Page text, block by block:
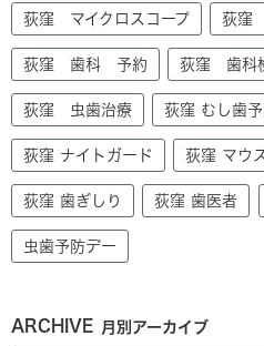
荻窪 マイクロスコープ 荻窪
荻窪 歯科 予約 荻窪 歯科
荻窪 虫歯治療 荻窪 むし歯
荻窪 ナイトガード 荻窪 マウ
荻窪 歯ぎしり 荻窪 歯医者
虫歯予防デー
ARCHIVE 月別アーカイブ